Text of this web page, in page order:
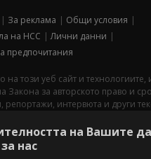
За рекламa
Общи условия
на НСС
Лични данни
предпочитания
този уеб сайт и технологиите,
Закона за авторското право и
репортажи, интервюта и други
ако изрично е посочено друго.
текстови материали само след
на Вашите
нас